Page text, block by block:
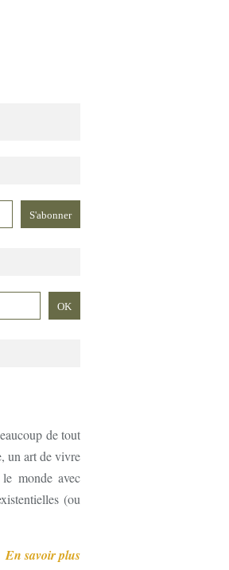
de tout
un art de vivre
monde avec
(ou
En savoir plus